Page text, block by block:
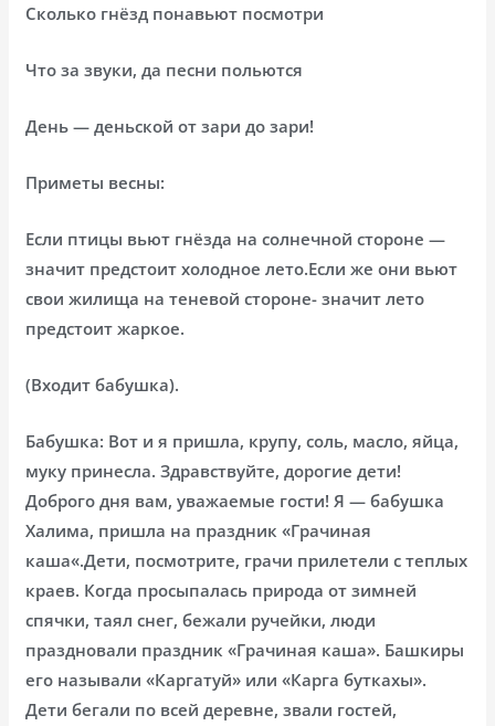
Сколько гнёзд понавьют посмотри
Что за звуки, да песни польются
День — деньской от зари до зари!
Приметы весны:
Если птицы вьют гнёзда на солнечной стороне —
значит предстоит холодное лето.Если же они вьют
свои жилища на теневой стороне- значит лето
предстоит жаркое.
(Входит бабушка).
Бабушка: Вот и я пришла, крупу, соль, масло, яйца,
муку принесла. Здравствуйте, дорогие дети!
Доброго дня вам, уважаемые гости! Я — бабушка
Халима, пришла на праздник «Грачиная
каша«.Дети, посмотрите, грачи прилетели с теплых
краев. Когда просыпалась природа от зимней
спячки, таял снег, бежали ручейки, люди
праздновали праздник «Грачиная каша». Башкиры
его называли «Каргатуй» или «Карга буткахы».
Дети бегали по всей деревне, звали гостей,